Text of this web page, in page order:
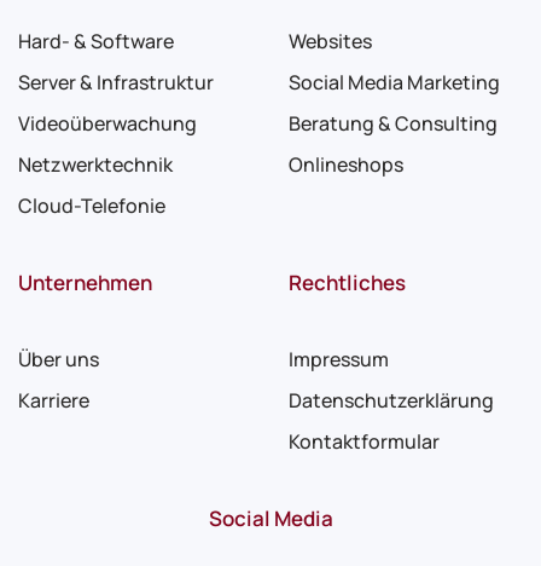
Hard- & Software
Server & Infrastruktur
Videoüberwachung
Netzwerktechnik
Cloud-Telefonie
Websites
Social Media Marketing
Beratung & Consulting
Onlineshops
Unternehmen
Über uns
Karriere
Rechtliches
Impressum
Datenschutzerklärung
Kontaktformular
Social Media